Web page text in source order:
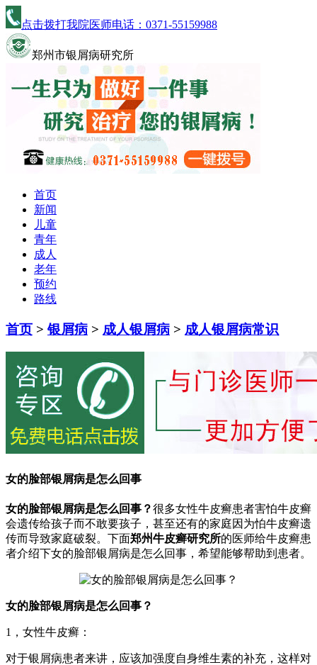
点击拨打我院医师电话： 0371-55159988
郑州市银屑病研究所
首页
新闻
儿童
青年
成人
老年
预约
路线
首页 >银屑病 > 成人银屑病 > 成人银屑病常识
女的脸部银屑病是怎么回事
女的脸部银屑病是怎么回事？很多女性牛皮癣患者害怕牛皮癣
会遗传给孩子而不敢要孩子，甚至还有的家庭因为怕牛皮癣遗
传而导致家庭破裂。下面郑州牛皮癣研究所的医师给牛皮癣患
者介绍下女的脸部银屑病是怎么回事，希望能够帮助到患者。
女的脸部银屑病是怎么回事？
1，女性牛皮癣：
对于银屑病患者来讲，应该加强度自身维生素的补充，这样对